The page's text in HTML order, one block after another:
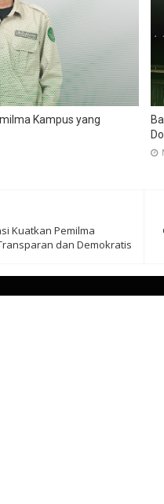
Kampus yang
Kuatkan Pemilma
dan Demokratis